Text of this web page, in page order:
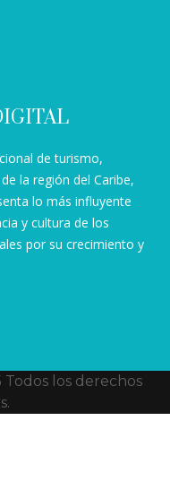
de turismo,
la región del Caribe,
lo más influyente
y cultura de los
por su crecimiento y
los derechos